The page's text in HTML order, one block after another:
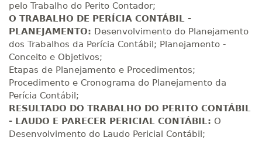
280 H 35dias 120dias
Matricular
300 H 38dias 120dias
Matricular
320 H 40 dias 120dias
R$ 1.586,20
Matricular
pelo Trabalho do Perito Contador;
O TRABALHO DE PERÍCIA CONTÁBIL -
PLANEJAMENTO: Desenvolvimento do Planejamento
dos Trabalhos da Perícia Contábil; Planejamento -
Conceito e Objetivos;
Etapas de Planejamento e Procedimentos;
Procedimento e Cronograma do Planejamento da
Perícia Contábil;
RESULTADO DO TRABALHO DO PERITO CONTÁBIL
- LAUDO E PARECER PERICIAL CONTÁBIL: O
Desenvolvimento do Laudo Pericial Contábil;